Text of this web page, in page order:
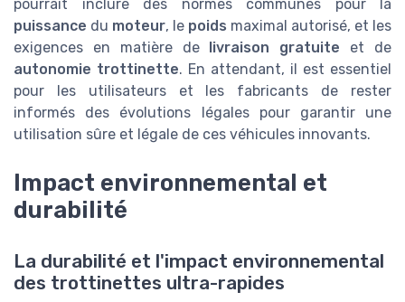
pourrait inclure des normes communes pour la
puissance du moteur, le poids maximal autorisé, et les
exigences en matière de
livraison gratuite et de
autonomie trottinette. En attendant, il est essentiel
pour les utilisateurs et les fabricants de rester
informés des évolutions légales pour garantir une
utilisation sûre et légale de ces véhicules innovants.
Impact environnemental et
durabilité
La durabilité et l'impact environnemental
des trottinettes ultra-rapides